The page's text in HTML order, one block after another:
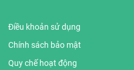
Điều khoản sử dụng
Chính sách bảo mật
Quy chế hoạt động